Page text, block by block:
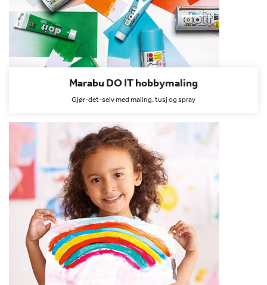
Marabu DO IT hobbymaling
Gjør-det-selv med maling, tusj og spray